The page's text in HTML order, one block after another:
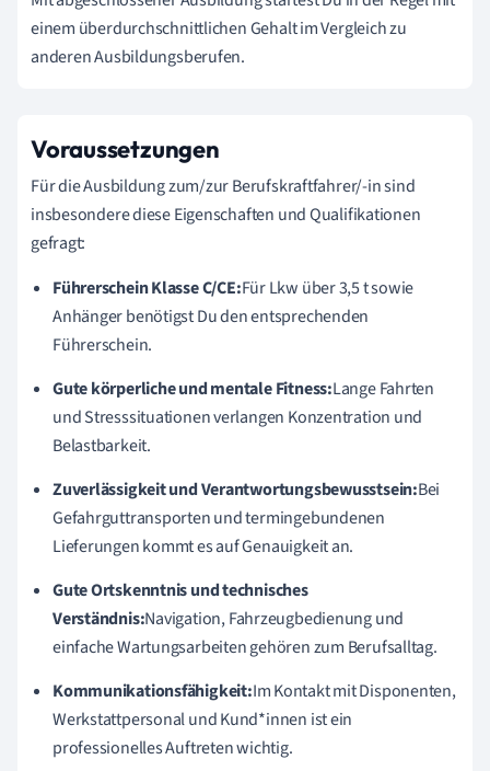
einem überdurchschnittlichen Gehalt im Vergleich zu
anderen Ausbildungsberufen.
Voraussetzungen
Für die Ausbildung zum/zur Berufskraftfahrer/-in sind
insbesondere diese Eigenschaften und Qualifikationen
gefragt:
Führerschein Klasse C/CE:Für Lkw über 3,5 t sowie
Anhänger benötigst Du den entsprechenden
Führerschein.
Gute körperliche und mentale Fitness:Lange Fahrten
und Stresssituationen verlangen Konzentration und
Belastbarkeit.
Zuverlässigkeit und Verantwortungsbewusstsein:Bei
Gefahrguttransporten und termingebundenen
Lieferungen kommt es auf Genauigkeit an.
Gute Ortskenntnis und technisches
Verständnis:Navigation, Fahrzeugbedienung und
einfache Wartungsarbeiten gehören zum Berufsalltag.
Kommunikationsfähigkeit:Im Kontakt mit Disponenten,
Werkstattpersonal und Kund*innen ist ein
professionelles Auftreten wichtig.